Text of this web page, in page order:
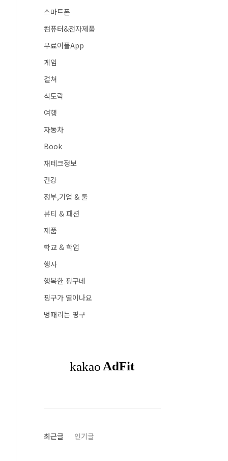
스마트폰
컴퓨터&전자제품
무료어플App
게임
컬쳐
식도락
여행
자동차
Book
재테크정보
건강
정부,기업 & 툴
뷰티 & 패션
제품
학교 & 학업
행사
행복한 핑구네
핑구가 열이나요
멍때리는 핑구
최근글 인기글